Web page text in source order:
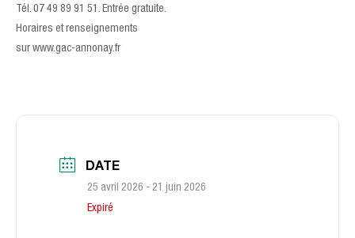
Tél. 07 49 89 91 51. Entrée gratuite.
Horaires et renseignements
sur www.gac-annonay.fr
DATE
25 avril 2026 - 21 juin 2026
Expiré